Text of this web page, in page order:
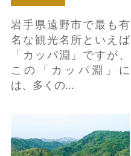
岩手県遠野市で最も有
名な観光名所といえば
「カッパ淵」ですが、
この「カッパ淵」に
は、多くの…